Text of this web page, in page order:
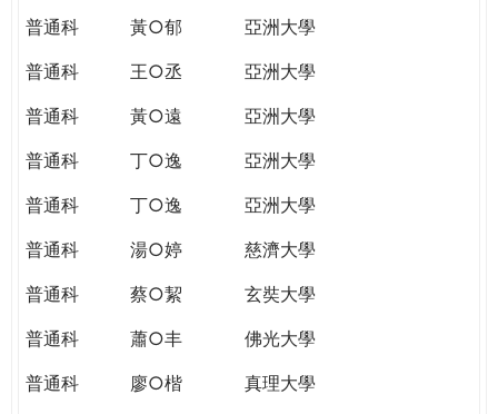
普通科 黃○郁
亞洲大學
普通科
王○丞
亞洲大學
普通科
黃○遠
亞洲大學
普通科
丁○逸
亞洲大學
普通科
丁○逸
亞洲大學
普通科
湯○婷
慈濟大學
普通科
蔡○絜
玄奘大學
普通科
蕭○丰
佛光大學
普通科
廖○楷
真理大學